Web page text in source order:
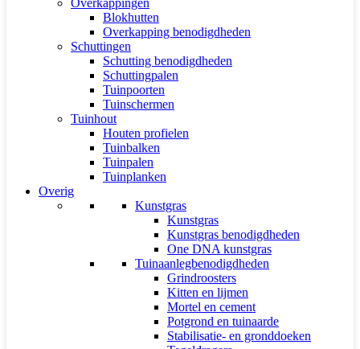
Blokhutten
Overkapping benodigdheden
Schuttingen
Schutting benodigdheden
Schuttingpalen
Tuinpoorten
Tuinschermen
Tuinhout
Houten profielen
Tuinbalken
Tuinpalen
Tuinplanken
Overig
Kunstgras
Kunstgras
Kunstgras benodigdheden
One DNA kunstgras
Tuinaanlegbenodigdheden
Grindroosters
Kitten en lijmen
Mortel en cement
Potgrond en tuinaarde
Stabilisatie- en gronddoeken